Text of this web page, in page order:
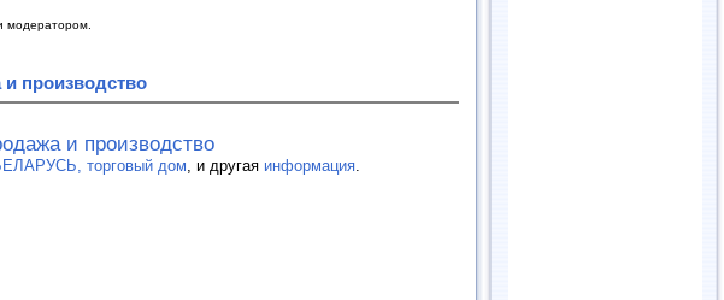
модератором.
производство
и производство
торговый дом, и другая информация.